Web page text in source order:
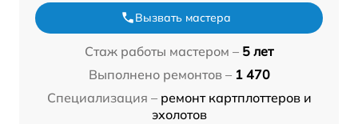
Вызвать мастера
Стаж работы мастером – 5 лет
Выполнено ремонтов – 1 470
Специализация – ремонт картплоттеров и
эхолотов